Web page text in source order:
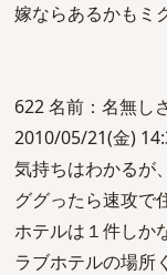
嫁ならあるかもミ
622 名前：名無し
2010/05/21(金)
気持ちはわかるが
ググったら速攻で
ホテルは１件しか
ラブホテルの場所